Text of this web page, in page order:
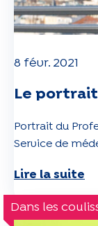
8 févr. 2021
Le
Portrait du
Service de
Lire la suite
Dans les